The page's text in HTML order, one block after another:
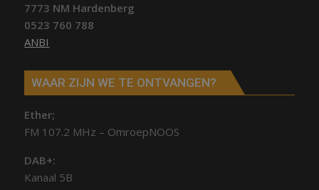
7773 NM Hardenberg
0523 760 788
ANBI
WAAR ZIJN WE TE ONTVANGEN?
Ether;
FM 107.2 MHz – OmroepNOOS
DAB+:
Kanaal 5B